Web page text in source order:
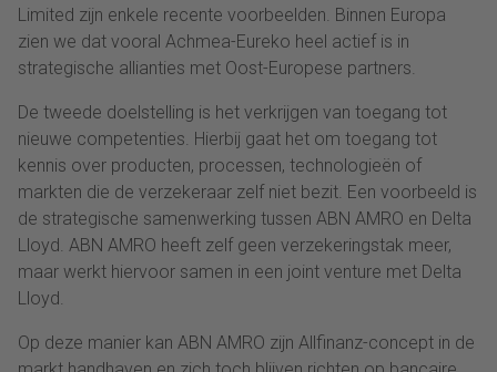
Limited zijn enkele recente voorbeelden. Binnen Europa
zien we dat vooral Achmea-Eureko heel actief is in
strategische allianties met Oost-Europese partners.
De tweede doelstelling is het verkrijgen van toegang tot
nieuwe competenties. Hierbij gaat het om toegang tot
kennis over producten, processen, technologieën of
markten die de verzekeraar zelf niet bezit. Een voorbeeld is
de strategische samenwerking tussen ABN AMRO en Delta
Lloyd. ABN AMRO heeft zelf geen verzekeringstak meer,
maar werkt hiervoor samen in een joint venture met Delta
Lloyd.
Op deze manier kan ABN AMRO zijn Allfinanz-concept in de